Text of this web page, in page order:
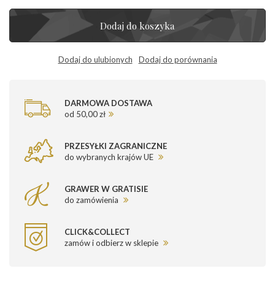
Dodaj do koszyka
Dodaj do ulubionych Dodaj do porównania
DARMOWA DOSTAWA
od 50,00 zł
PRZESYŁKI ZAGRANICZNE
do wybranych krajów UE
GRAWER W GRATISIE
do zamówienia
CLICK&COLLECT
zamów i odbierz w sklepie